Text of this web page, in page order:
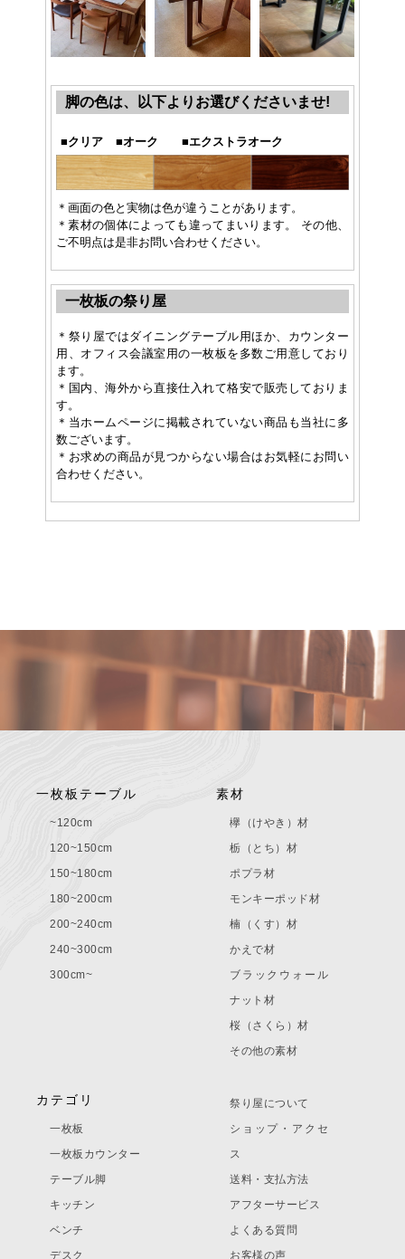
脚の色は、以下よりお選びくださいませ!
■クリア ■オーク ■エクストラオーク
＊画面の色と実物は色が違うことがあります。
＊素材の個体によっても違ってまいります。 その他、
ご不明点は是非お問い合わせください。
一枚板の祭り屋
＊祭り屋ではダイニングテーブル用ほか、カウンター
用、オフィス会議室用の一枚板を多数ご用意しており
ます。
＊国内、海外から直接仕入れて格安で販売しておりま
す。
＊当ホームページに掲載されていない商品も当社に多
数ございます。
＊お求めの商品が見つからない場合はお気軽にお問い
合わせください。
一枚板テーブル
~120cm
120~150cm
150~180cm
180~200cm
200~240cm
240~300cm
300cm~
素材
欅（けやき）材
栃（とち）材
ポプラ材
モンキーポッド材
楠（くす）材
かえで材
ブラックウォール
ナット材
桜（さくら）材
その他の素材
カテゴリ
一枚板
一枚板カウンター
テーブル脚
キッチン
ベンチ
デスク
祭り屋について
ショップ・アクセ
ス
送料・支払方法
アフターサービス
よくある質問
お客様の声